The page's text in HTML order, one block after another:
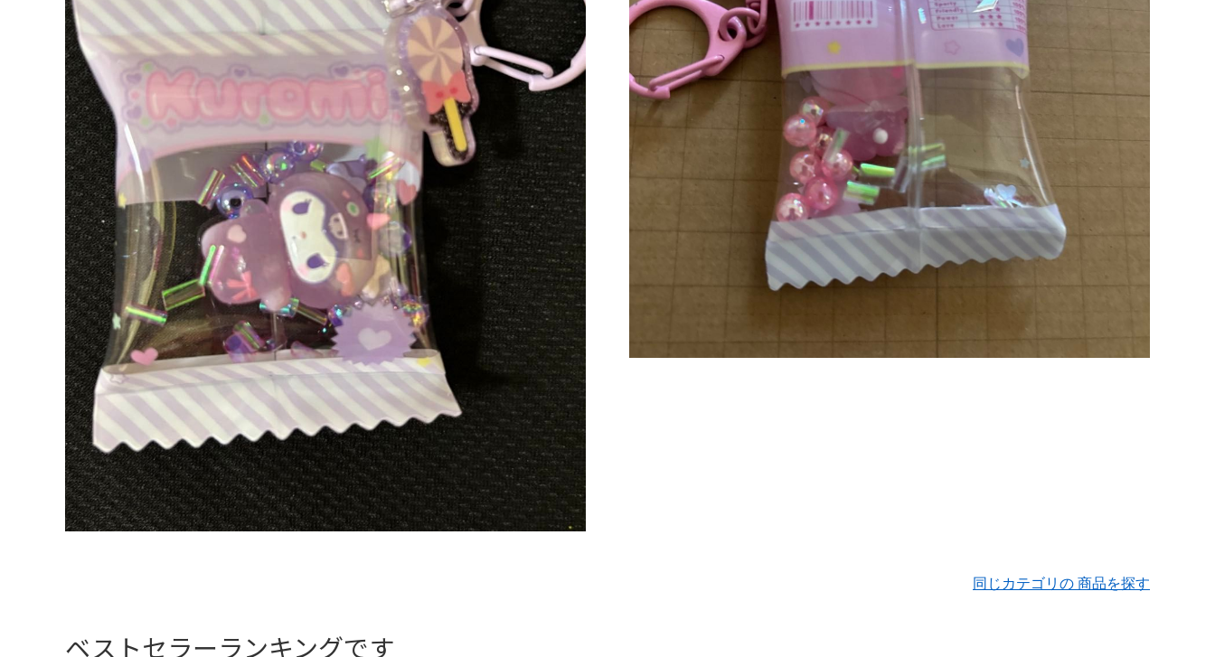
同じカテゴリの 商品を探す
ベストセラーランキングです